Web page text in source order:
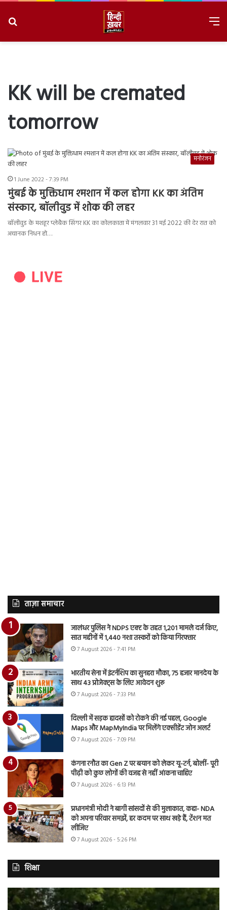
KK will be cremated
tomorrow
मनोरंजन
1 June 2022 - 7:39 PM
मुंबई के मुक्तिधाम श्मशान में कल होगा KK का अंतिम
संस्कार, बॉलीवुड में शोक की लहर
बॉलीवुड के मशहूर प्लेबैक सिंगर KK का कोलकाता में मंगलवार 31 मई 2022 की देर रात को
अचानक निधन हो…
ताज़ा समाचार
जालंधर पुलिस ने NDPS एक्ट के तहत 1,201 मामले दर्ज किए,
सात महीनों में 1,440 नशा तस्करों को किया गिरफ्तार
7 August 2026 - 7:41 PM
भारतीय सेना में इंटर्नशिप का सुनहरा मौका, 75 हजार मानदेय के
साथ 43 प्रोजेक्ट्स के लिए आवेदन शुरू
7 August 2026 - 7:33 PM
दिल्ली में सड़क हादसों को रोकने की नई पहल, Google
Maps और MapMyIndia पर मिलेंगे एक्सीडेंट जोन अलर्ट
7 August 2026 - 7:09 PM
कंगना रनौत का Gen Z पर बयान को लेकर यू-टर्न, बोलीं- पूरी
पीढ़ी को कुछ लोगों की वजह से नहीं आंकना चाहिए
7 August 2026 - 6:13 PM
प्रधानमंत्री मोदी ने बागी सांसदों से की मुलाकात, कहा- NDA
को अपना परिवार समझें, हर कदम पर साथ खड़े हैं, टेंशन मत
लीजिए
7 August 2026 - 5:26 PM
शिक्षा